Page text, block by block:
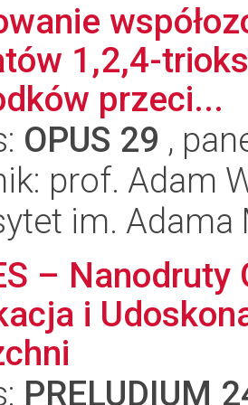
1,2,4-
przeci...
OPUS 29 ,
prof. Adam
im.
– Nanodruty
i
PRELUDIUM